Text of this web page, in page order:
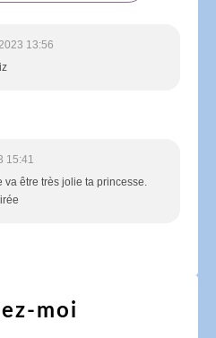
13:56
15:41
va être très jolie ta princesse.
moi